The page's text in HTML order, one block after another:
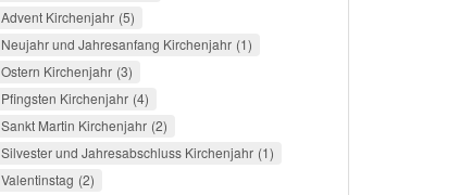
Advent Kirchenjahr 5
Neujahr und Jahresanfang Kirchenjahr 1
Ostern Kirchenjahr 3
Pfingsten Kirchenjahr 4
Sankt Martin Kirchenjahr 2
Silvester und Jahresabschluss Kirchenjahr 1
Valentinstag 2